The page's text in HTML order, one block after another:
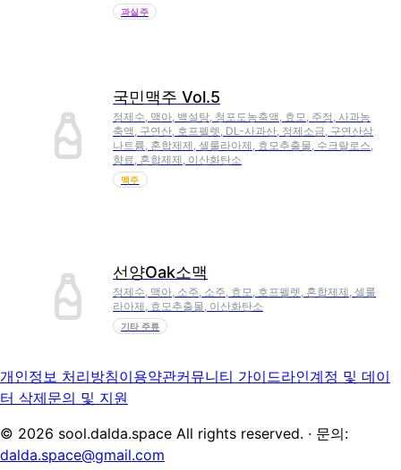
과실주
국민맥주 Vol.5
정제수, 맥아, 백설탕, 청포도농축액, 효모, 주정, 사과농
축액, 구연산, 호프펠렛, DL-사과산, 정제소금, 구연산삼
나트륨, 혼합제제, 셀룰라아제, 효모추출물, 수크랄로스,
향료, 혼합제제, 이산화탄소
맥주
선양Oak소맥
정제수, 맥아, 소주, 소주, 효모, 호프펠렛, 혼합제제, 셀룰
라아제, 효모추출물, 이산화탄소
기타 주류
개인정보 처리방침이용약관커뮤니티 가이드라인계정 및 데이
터 삭제문의 및 지원
© 2026 sool.dalda.space All rights reserved. · 문의:
dalda.space@gmail.com